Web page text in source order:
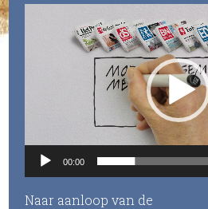
00:00
Naar aanloop van de